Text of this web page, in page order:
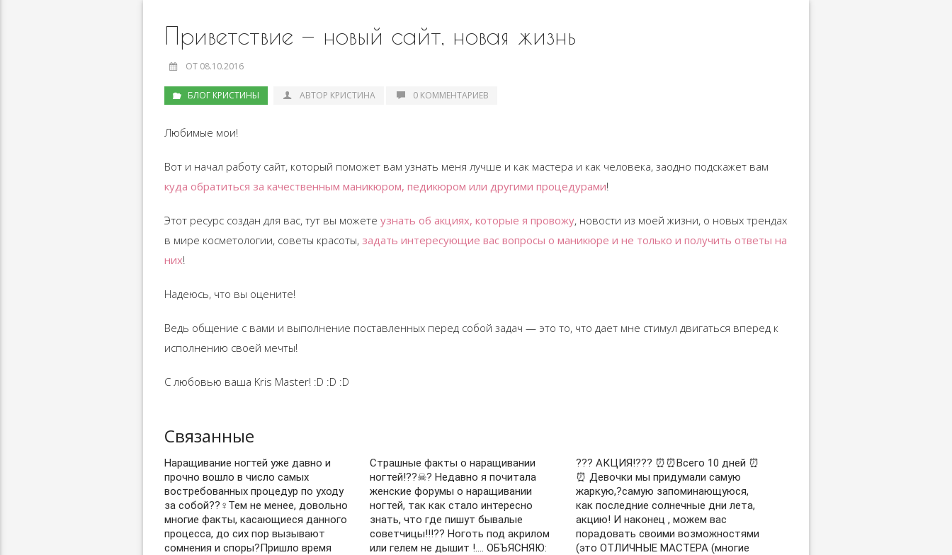
Приветствие — новый сайт, новая жизнь
ОТ 08.10.2016
БЛОГ КРИСТИНЫ АВТОР КРИСТИНА 0 КОММЕНТАРИЕВ
Любимые мои!
Вот и начал работу сайт, который поможет вам узнать меня лучше и как мастера и как человека, заодно подскажет вам
куда обратиться за качественным маникюром, педикюром или другими процедурами!
Этот ресурс создан для вас, тут вы можете узнать об акциях, которые я провожу, новости из моей жизни, о новых трендах
в мире косметологии, советы красоты, задать интересующие вас вопросы о маникюре и не только и получить ответы на
них!
Надеюсь, что вы оцените!
Ведь общение с вами и выполнение поставленных перед собой задач — это то, что дает мне стимул двигаться вперед к
исполнению своей мечты!
С любовью ваша Kris Master! :D :D :D
Связанные
Наращивание ногтей уже давно и
прочно вошло в число самых
востребованных процедур по уходу
за собой??‍♀️Тем не менее, довольно
многие факты, касающиеся данного
процесса, до сих пор вызывают
сомнения и споры?Пришло время
Страшные факты о наращивании
ногтей!??☠? Недавно я почитала
женские форумы о наращивании
ногтей, так как стало интересно
знать, что где пишут бывалые
советчицы!!!?? Ноготь под акрилом
или гелем не дышит !…. ОБЪЯСНЯЮ:
??? АКЦИЯ!??? ⏰⏰Всего 10 дней ⏰
⏰ Девочки мы придумали самую
жаркую,?самую запоминающуюся,
как последние солнечные дни лета,
акцию! И наконец , можем вас
порадовать своими возможностями
(это ОТЛИЧНЫЕ МАСТЕРА (многие